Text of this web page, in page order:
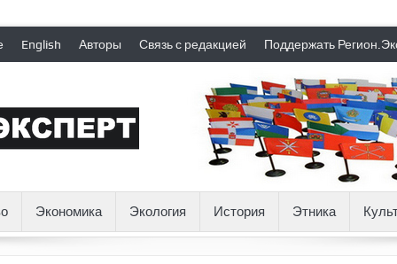
English Авторы Связь с редакцией Поддержать
Экономика Экология История Этника